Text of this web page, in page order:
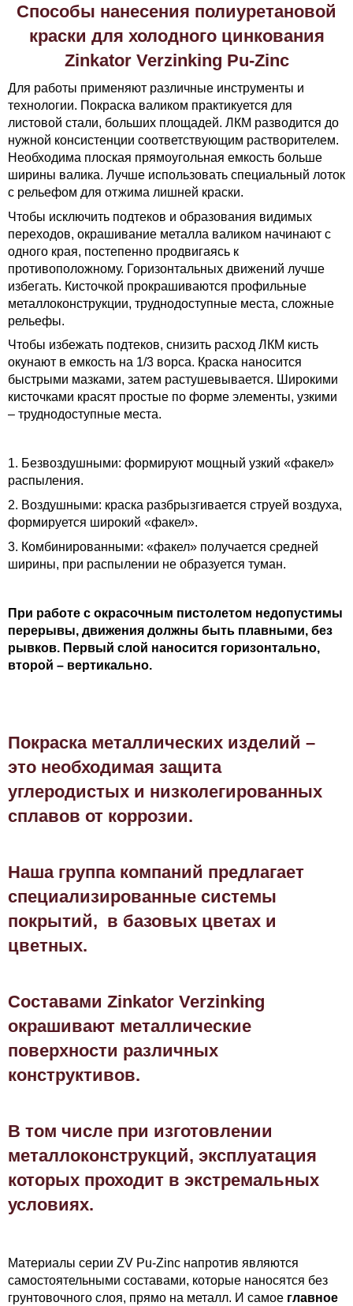
Способы нанесения полиуретановой
краски для холодного цинкования
Zinkator Verzinking Pu-Zinc
Для работы применяют различные инструменты и
технологии. Покраска валиком практикуется для
листовой стали, больших площадей. ЛКМ разводится до
нужной консистенции соответствующим растворителем.
Необходима плоская прямоугольная емкость больше
ширины валика. Лучше использовать специальный лоток
с рельефом для отжима лишней краски.
Чтобы исключить подтеков и образования видимых
переходов, окрашивание металла валиком начинают с
одного края, постепенно продвигаясь к
противоположному. Горизонтальных движений лучше
избегать. Кисточкой прокрашиваются профильные
металлоконструкции, труднодоступные места, сложные
рельефы.
Чтобы избежать подтеков, снизить расход ЛКМ кисть
окунают в емкость на 1/3 ворса. Краска наносится
быстрыми мазками, затем растушевывается. Широкими
кисточками красят простые по форме элементы, узкими
– труднодоступные места.
1. Безвоздушными: формируют мощный узкий «факел»
распыления.
2. Воздушными: краска разбрызгивается струей воздуха,
формируется широкий «факел».
3. Комбинированными: «факел» получается средней
ширины, при распылении не образуется туман.
При работе с окрасочным пистолетом недопустимы
перерывы, движения должны быть плавными, без
рывков. Первый слой наносится горизонтально,
второй – вертикально.
Покраска металлических изделий –
это необходимая защита
углеродистых и низколегированных
сплавов от коррозии.
Наша группа компаний предлагает
специализированные системы
покрытий, в базовых цветах и
цветных.
Составами Zinkator Verzinking
окрашивают металлические
поверхности различных
конструктивов.
В том числе при изготовлении
металлоконструкций, эксплуатация
которых проходит в экстремальных
условиях.
Материалы серии ZV Pu-Zinc напротив являются
самостоятельными составами, которые наносятся без
грунтовочного слоя, прямо на металл. И самое главное